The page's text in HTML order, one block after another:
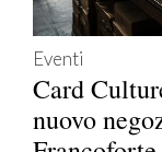
Eventi
Card
nuovo